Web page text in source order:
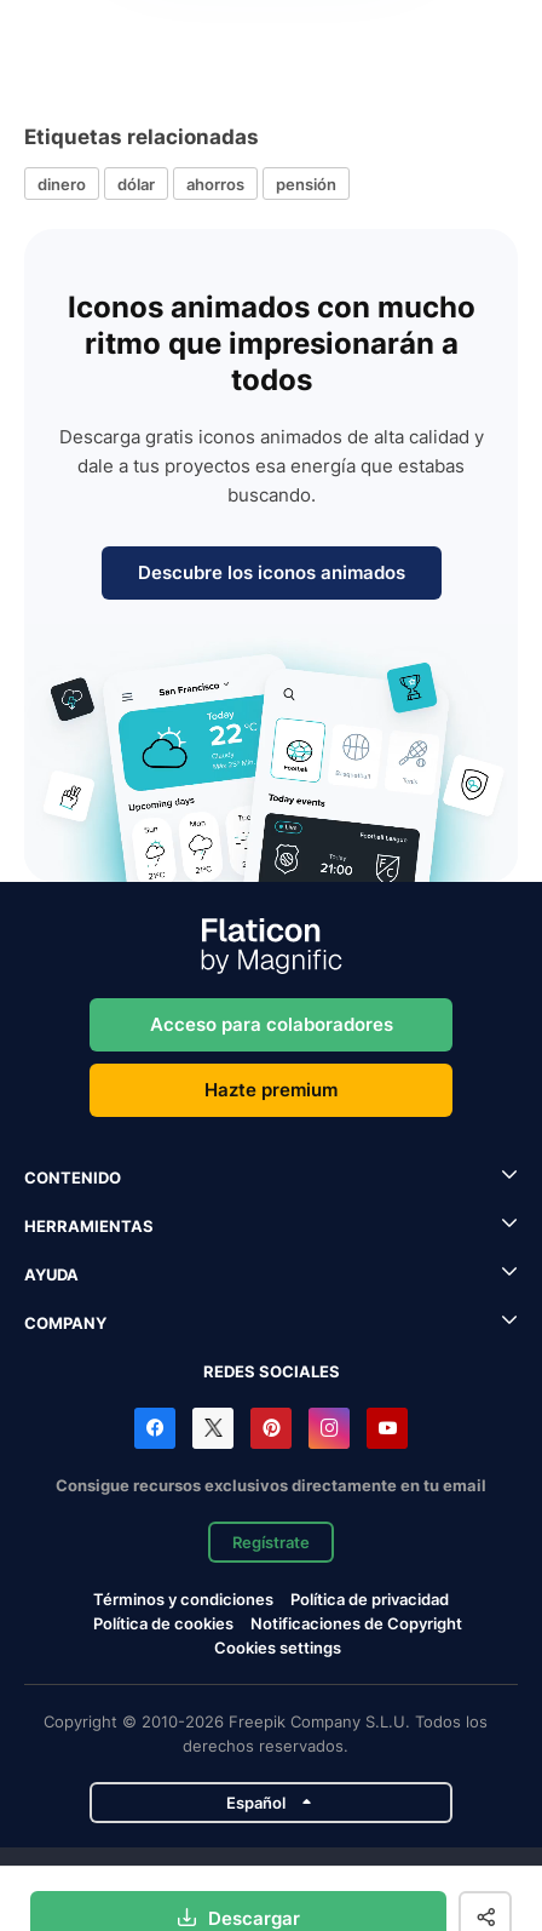
Descargar
Etiquetas relacionadas
dinero dólar ahorros pensión
Iconos animados con mucho
ritmo que impresionarán a
todos
Descarga gratis iconos animados de alta calidad y
dale a tus proyectos esa energía que estabas
buscando.
Descubre los iconos animados
Acceso para colaboradores
Hazte premium
CONTENIDO
HERRAMIENTAS
AYUDA
COMPANY
REDES SOCIALES
Consigue recursos exclusivos directamente en tu email
Regístrate
Términos y condiciones
Política de privacidad
Política de cookies
Notificaciones de Copyright
Cookies settings
Copyright © 2010-2026 Freepik Company S.L.U. Todos los
derechos reservados.
Español